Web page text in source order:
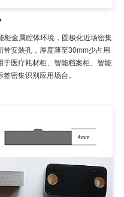
柜金属腔体环境，圆极化近场密集
带安装孔，厚度薄至30mm少占用
医疗耗材柜、智能档案柜、智能
密集识别应用场合。